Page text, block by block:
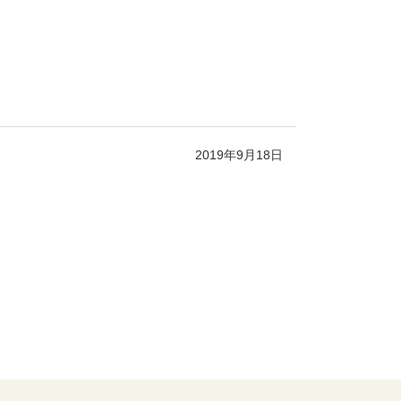
2019年9月18日